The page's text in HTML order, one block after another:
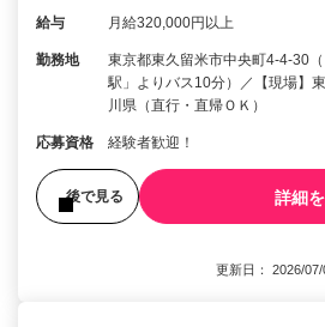
給与 月給320,000円以上
勤務地
東京都東久留米市中央町4-4-30
駅」よりバス10分）／【現場】
川県（直行・直帰ＯＫ）
応募資格 経験者歓迎！
後で見る 詳細
更新日： 2026/